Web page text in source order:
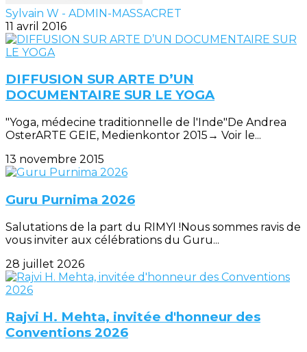
Sylvain W - ADMIN-MASSACRET
11 avril 2016
DIFFUSION SUR ARTE D’UN
DOCUMENTAIRE SUR LE YOGA
"Yoga, médecine traditionnelle de l'Inde"De Andrea
OsterARTE GEIE, Medienkontor 2015→ Voir le...
13 novembre 2015
Guru Purnima 2026
Salutations de la part du RIMYI !Nous sommes ravis de
vous inviter aux célébrations du Guru...
28 juillet 2026
Rajvi H. Mehta, invitée d'honneur des
Conventions 2026